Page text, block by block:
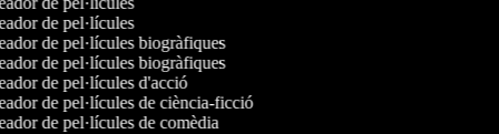
de pel·lícules
de pel·lícules biogràfiques
de pel·lícules biogràfiques
de pel·lícules d'acció
de pel·lícules de ciència-ficció
de pel·lícules de comèdia